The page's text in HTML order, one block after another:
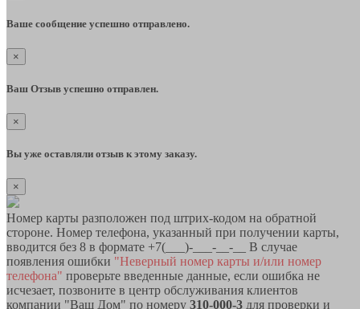
Ваше сообщение успешно отправлено.
×
Ваш Отзыв успешно отправлен.
×
Вы уже оставляли отзыв к этому заказу.
×
Номер карты разположен под штрих-кодом на обратной
стороне. Номер телефона, указанный при получении карты,
вводится без 8 в формате +7(___)-___-__-__ В случае
появления ошибки "Неверный номер карты и/или номер
телефона" проверьте введенные данные, если ошибка не
исчезает, позвоните в центр обслуживания клиентов
компании "Ваш Дом" по номеру 310-000-3 для проверки и